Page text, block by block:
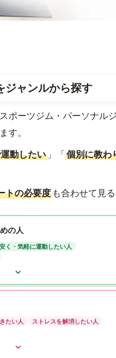
ジャンルから探す
ポーツジム・パーソナル
す。
動したい 」「個別に教わ
トの必要度 も合わせて見
の人
安く・気軽に運動したい人
たい人 ストレスを解消したい人